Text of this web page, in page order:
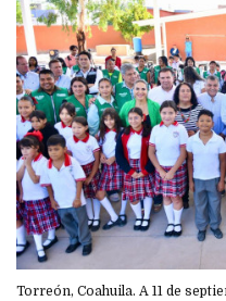
Torreón, Coahuila. A 11 de